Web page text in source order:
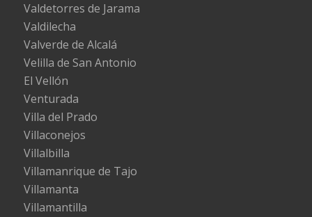
Valdetorres de Jarama
Valdilecha
Valverde de Alcalá
Velilla de San Antonio
El Vellón
Venturada
Villa del Prado
Villaconejos
Villalbilla
Villamanrique de Tajo
Villamanta
Villamantilla